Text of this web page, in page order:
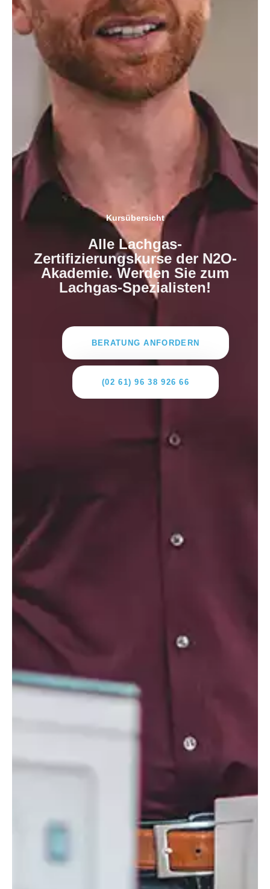
Kursübersicht
Alle Lachgas-
Zertifizierungskurse der N2O-
Akademie. Werden Sie zum
Lachgas-Spezialisten!
BERATUNG ANFORDERN
(02 61) 96 38 926 66